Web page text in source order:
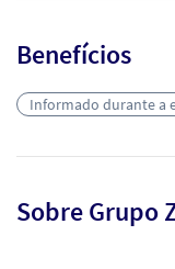
Benefícios
Informado durante a
Sobre Grupo